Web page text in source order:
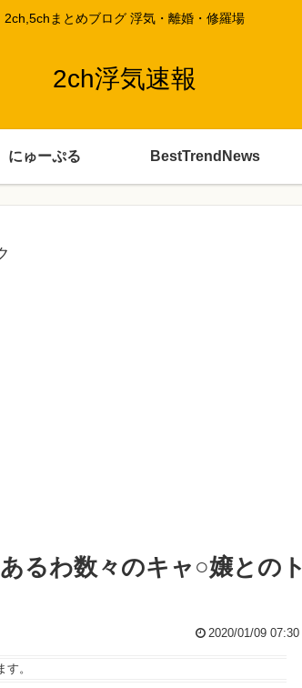
2ch,5chまとめブログ 浮気・離婚・修羅場
2ch浮気速報
にゅーぷる BestTrendNews
るわ数々のキャ○嬢とのト
2020/01/09 07:30
す。